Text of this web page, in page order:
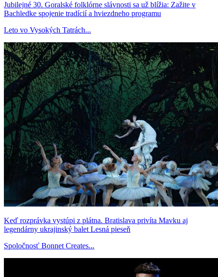
Jubilejné 30. Goralské folklórne slávnosti sa už blížia: Zažite v
Bachledke spojenie tradícií a hviezdneho programu
Leto vo Vysokých Tatrách...
Keď rozprávka vystúpi z plátna. Bratislava privíta Mavku aj
legendárny ukrajinský balet Lesná pieseň
Spoločnosť Bonnet Creates...